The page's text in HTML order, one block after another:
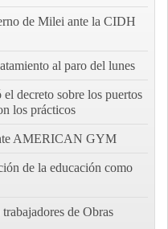
de Milei ante la CIDH
al paro del lunes
decreto sobre los puertos
los prácticos
AMERICAN GYM
de la educación como
de Obras